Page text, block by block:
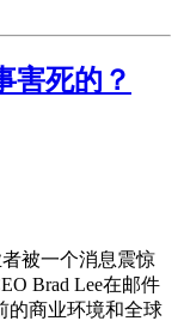
害死的？
被一个消息震惊
Brad Lee在邮件
的商业环境和全球